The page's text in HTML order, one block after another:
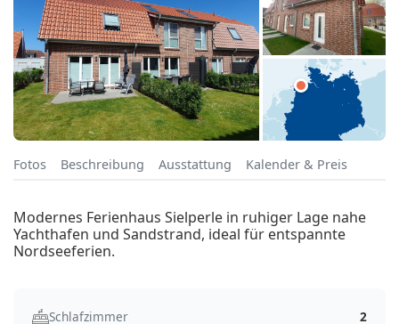
Fotos Beschreibung Ausstattung Kalender & Preis
Modernes Ferienhaus Sielperle in ruhiger Lage nahe
Yachthafen und Sandstrand, ideal für entspannte
Nordseeferien.
Schlafzimmer
2